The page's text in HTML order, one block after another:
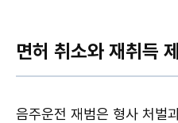
면허 취소와 재취득
음주운전 재범은 형사 처벌